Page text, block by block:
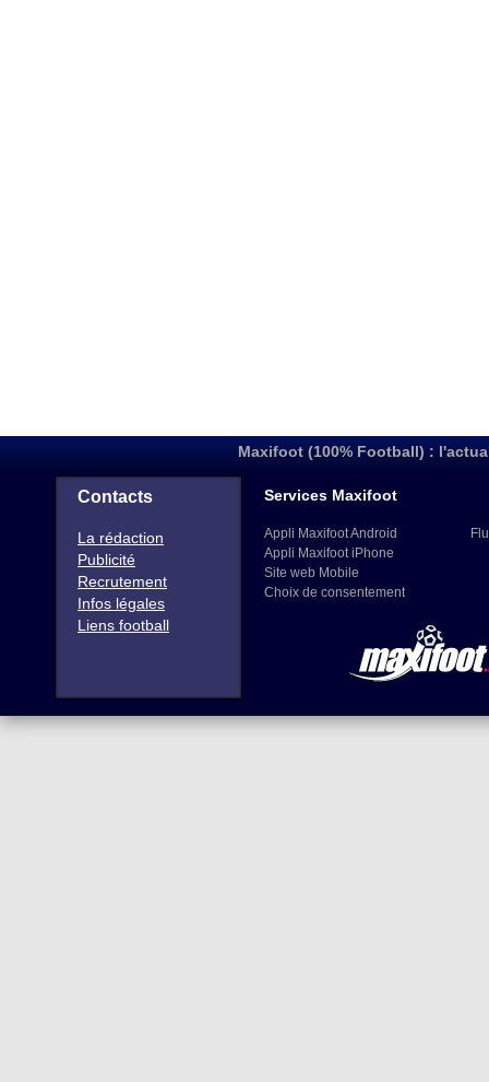
Maxifoot (100% Football) :
Contacts
La rédaction
Publicité
Recrutement
Infos légales
Liens football
Services Maxifoot
Appli Maxifoot Android
Appli Maxifoot iPhone
Site web Mobile
Choix de consentement